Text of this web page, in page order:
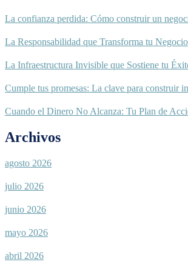
La confianza perdida: Cómo construir un
La Responsabilidad que Transforma tu Negocio
La Infraestructura Invisible que Sostiene tu
Cumple tus promesas: La clave para construir
Cuando el Dinero No Alcanza: Tu Plan de
Archivos
agosto 2026
julio 2026
junio 2026
mayo 2026
abril 2026